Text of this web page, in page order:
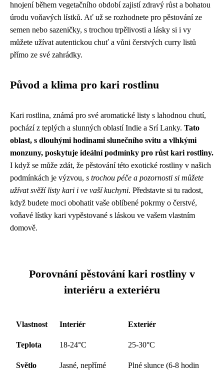
hnojení během vegetačního období zajistí zdravý růst a bohatou
úrodu voňavých lístků. Ať už se rozhodnete pro pěstování ze
semen nebo sazeničky, s trochou trpělivosti a lásky si i vy
můžete užívat autentickou chuť a vůni čerstvých curry listů
přímo ze své zahrádky.
Původ a klima pro kari rostlinu
Kari rostlina, známá pro své aromatické listy s lahodnou chutí,
pochází z teplých a slunných oblastí Indie a Srí Lanky. Tato
oblast, s dlouhými hodinami slunečního svitu a vlhkými
monzuny, poskytuje ideální podmínky pro růst kari rostliny.
I když se může zdát, že pěstování této exotické rostliny v našich
podmínkách je výzvou, s trochou péče a pozornosti si můžete
užívat svěží listy kari i ve vaší kuchyni. Představte si tu radost,
když budete moci obohatit vaše oblíbené pokrmy o čerstvé,
voňavé lístky kari vypěstované s láskou ve vašem vlastním
domově.
Porovnání pěstování kari rostliny v
interiéru a exteriéru
Vlastnost Interiér Exteriér
Teplota 18-24°C 25-30°C
Světlo
Jasné, nepřímé
Plné slunce (6-8 hodin